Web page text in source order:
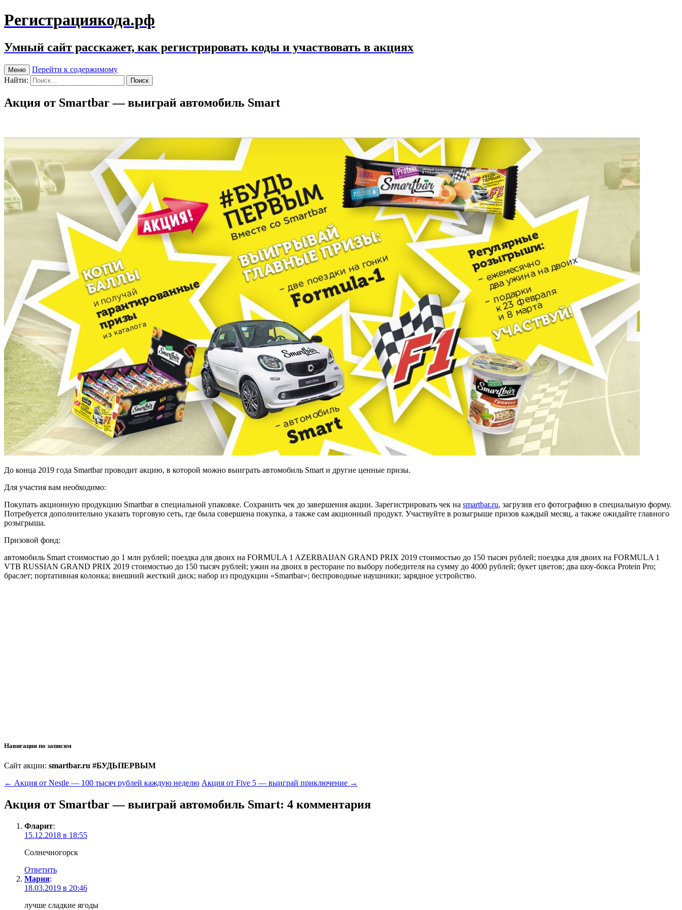
Регистрациякода.рф
Умный сайт расскажет, как регистрировать коды и участвовать в акциях
Меню
Перейти к содержимому
Найти:
Акция от Smartbar — выиграй автомобиль Smart
До конца 2019 года Smartbar проводит акцию, в которой можно выиграть автомобиль Smart и другие ценные призы.
Для участия вам необходимо:
Покупать акционную продукцию Smartbar в специальной упаковке. Сохранить чек до завершения акции. Зарегистрировать чек на smartbar.ru, загрузив его фотографию в специальную форму.
Потребуется дополнительно указать торговую сеть, где была совершена покупка, а также сам акционный продукт. Участвуйте в розыгрыше призов каждый месяц, а также ожидайте главного
розыгрыша.
Призовой фонд:
автомобиль Smart стоимостью до 1 млн рублей; поездка для двоих на FORMULA 1 AZERBAIJAN GRAND PRIX 2019 стоимостью до 150 тысяч рублей; поездка для двоих на FORMULA 1
VTB RUSSIAN GRAND PRIX 2019 стоимостью до 150 тысяч рублей; ужин на двоих в ресторане по выбору победителя на сумму до 4000 рублей; букет цветов; два шоу-бокса Protein Pro;
браслет; портативная колонка; внешний жесткий диск; набор из продукции «Smartbar»; беспроводные наушники; зарядное устройство.
Навигация по записям
Сайт акции: smartbar.ru #БУДЬПЕРВЫМ
← Акция от Nestle — 100 тысяч рублей каждую неделю Акция от Five 5 — выиграй приключение →
Акция от Smartbar — выиграй автомобиль Smart: 4 комментария
Фларит:
15.12.2018 в 18:55
Солнечногорск
Ответить
Мария:
18.03.2019 в 20:46
лучше сладкие ягоды